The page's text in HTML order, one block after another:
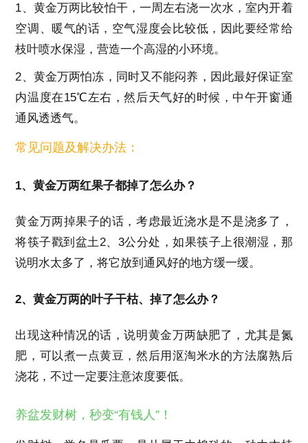
1、黄金万两比较怕干，一周左右浇一次水，室内开着
空调、暖气的话，空气湿度会比较低，因此要经常给
枝叶喷水保湿，营造一个高湿的小环境。
2、黄金万两怕冻，同时又不能闷养，因此最好保证室
内温度在15℃左右，然后天气好的时候，中午开窗通
通风透透气。
常见问题及解决办法：
1、黄金万两红果子都掉了怎么办？
黄金万两掉果子的话，考虑最近浇水是不是浇多了，
将筷子戳到盆土2、3公分处，如果筷子上很潮湿，那
说明水太多了，将它放到通风好的地方缓一缓。
2、黄金万两的叶子干枯、掉了怎么办？
出现这种情况的话，说明黄金万两缺肥了，尤其是氮
肥，可以煮一点黄豆，然后用沤淘米水的方法腐熟后
浇花，不过一定要注意浓度要低。
养盆发财树，秒变“有钱人”！